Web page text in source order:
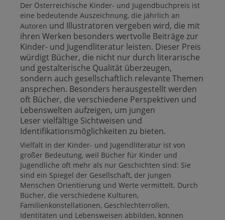
Der Österreichische Kinder- und Jugendbuchpreis ist
eine bedeutende Auszeichnung, die jährlich an
Autoren und Illustratoren vergeben wird, die mit
ihren Werken besonders wertvolle Beiträge zur
Kinder- und Jugendliteratur leisten. Dieser Preis
würdigt Bücher, die nicht nur durch literarische
und gestalterische Qualität überzeugen,
sondern auch gesellschaftlich relevante Themen
ansprechen. Besonders herausgestellt werden
oft Bücher, die verschiedene Perspektiven und
Lebenswelten aufzeigen, um jungen
Leser vielfältige Sichtweisen und
Identifikationsmöglichkeiten zu bieten.
Vielfalt in der Kinder- und Jugendliteratur ist von
großer Bedeutung, weil Bücher für Kinder und
Jugendliche oft mehr als nur Geschichten sind: Sie
sind ein Spiegel der Gesellschaft, der jungen
Menschen Orientierung und Werte vermittelt. Durch
Bücher, die verschiedene Kulturen,
Familienkonstellationen, Geschlechterrollen,
Identitäten und Lebensweisen abbilden, können